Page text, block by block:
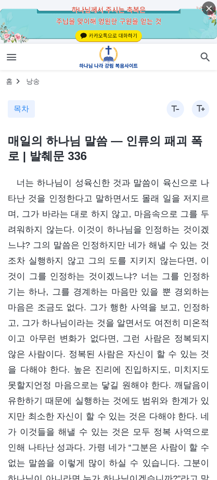
홈 낭송
목차
매일의 하나님 말씀 ― 인류의 패괴 폭
로 | 발췌문 336
너는 하나님이 성육신한 것과 말씀이 육신으로 나
타난 것을 인정한다고 말하면서도 몰래 일을 저지르
며, 그가 바라는 대로 하지 않고, 마음속으로 그를 두
려워하지 않는다. 이것이 하나님을 인정하는 것이겠
느냐? 그의 말씀은 인정하지만 네가 해낼 수 있는 것
조차 실행하지 않고 그의 도를 지키지 않는다면, 이
것이 그를 인정하는 것이겠느냐? 너는 그를 인정하
기는 하나, 그를 경계하는 마음만 있을 뿐 경외하는
마음은 조금도 없다. 그가 행한 사역을 보고, 인정하
고, 그가 하나님이라는 것을 알면서도 여전히 미온적
이고 아무런 변화가 없다면, 그런 사람은 정복되지
않은 사람이다. 정복된 사람은 자신이 할 수 있는 것
을 다해야 한다. 높은 진리에 진입하지도, 미치지도
못할지언정 마음으로는 닿길 원해야 한다. 깨달음이
유한하기 때문에 실행하는 것에도 범위와 한계가 있
지만 최소한 자신이 할 수 있는 것은 다해야 한다. 네
가 이것들을 해낼 수 있는 것은 모두 정복 사역으로
인해 나타난 성과다. 가령 네가 “그분은 사람이 할 수
없는 말씀을 이렇게 많이 하실 수 있습니다. 그분이